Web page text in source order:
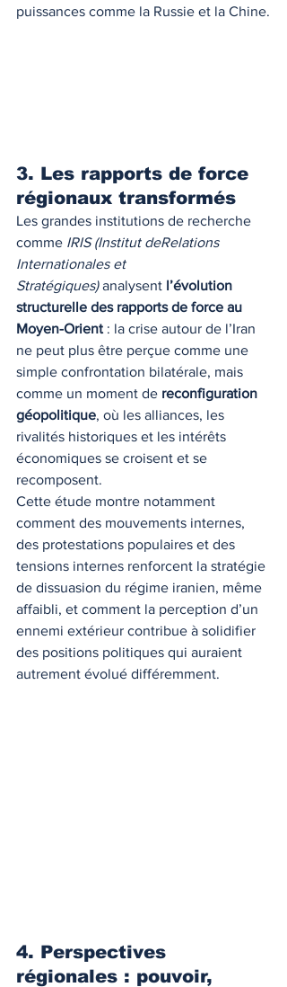
puissances comme la Russie et la Chine.
3. Les rapports de force
régionaux transformés
Les grandes institutions de recherche
comme IRIS (Institut deRelations
Internationales et
Stratégiques) analysent l’évolution
structurelle des rapports de force au
Moyen-Orient : la crise autour de l’Iran
ne peut plus être perçue comme une
simple confrontation bilatérale, mais
comme un moment de reconfiguration
géopolitique, où les alliances, les
rivalités historiques et les intérêts
économiques se croisent et se
recomposent.
Cette étude montre notamment
comment des mouvements internes,
des protestations populaires et des
tensions internes renforcent la stratégie
de dissuasion du régime iranien, même
affaibli, et comment la perception d’un
ennemi extérieur contribue à solidifier
des positions politiques qui auraient
autrement évolué différemment.
4. Perspectives
régionales : pouvoir,